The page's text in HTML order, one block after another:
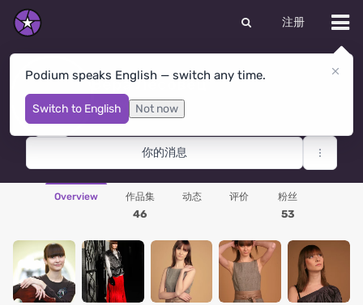
注册
Podium speaks English — switch any time.
Switch to English Not now
Вера Лесовец
Moscow· 俄罗斯联邦
你的消息
Overview 作品集
46
动态 评价 粉丝
53